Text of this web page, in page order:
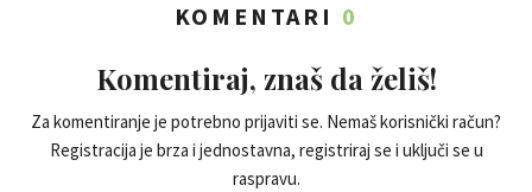
KOMENTARI 0
Komentiraj, znaš da želiš!
Za komentiranje je potrebno prijaviti se. Nemaš korisnički račun?
Registracija je brza i jednostavna, registriraj se i uključi se u
raspravu.